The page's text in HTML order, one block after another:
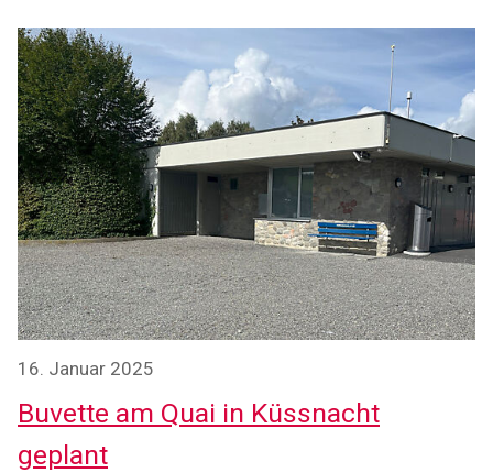
16. Januar 2025
Buvette am Quai in Küssnacht
geplant